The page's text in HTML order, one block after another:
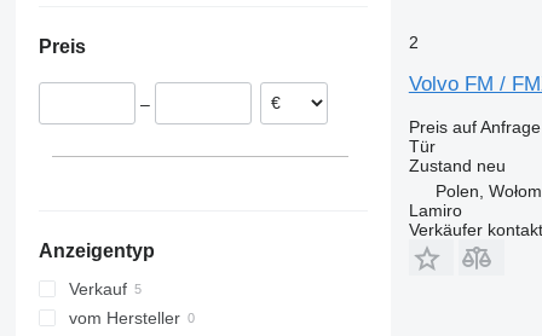
Preis
–
Anzeigentyp
Verkauf
vom Hersteller
2
Volvo FM /
Preis auf Anfrage
Tür
Zustand neu
Polen,
Lamiro
Verkäufer